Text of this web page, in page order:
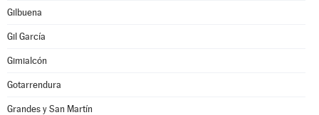
Gilbuena
Gil García
Gimialcón
Gotarrendura
Grandes y San Martín